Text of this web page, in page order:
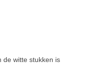
de witte stukken is